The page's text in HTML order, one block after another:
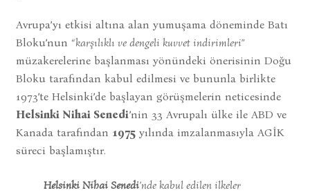
Avrupa’yı etkisi altına alan yumuşama döneminde Batı
Bloku’nun “karşılıklı ve dengeli kuvvet indirimleri”
müzakerelerine başlanması yönündeki önerisinin Doğu
Bloku tarafından kabul edilmesi ve bununla birlikte
1973’te Helsinki’de başlayan görüşmelerin neticesinde
Helsinki Nihai Senedi’nin 33 Avrupalı ülke ile ABD ve
Kanada tarafından 1975yılında imzalanmasıyla AGİK
süreci başlamıştır.
Helsinki Nihai Senedi’nde kabul edilen ilkeler